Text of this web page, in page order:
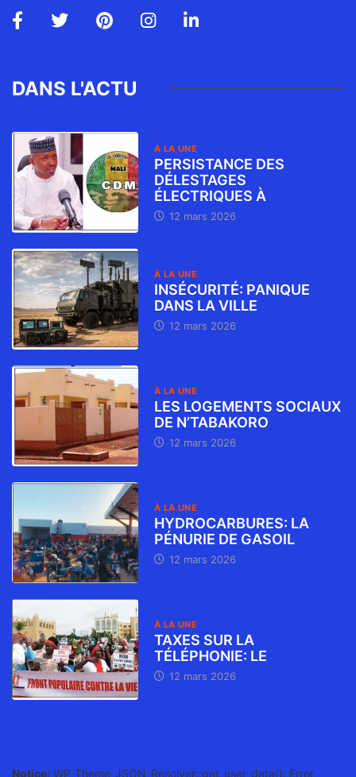
DANS L'ACTU
À LA UNE
PERSISTANCE DES
DÉLESTAGES
ÉLECTRIQUES À
12 mars 2026
À LA UNE
INSÉCURITÉ: PANIQUE
DANS LA VILLE
12 mars 2026
À LA UNE
LES LOGEMENTS SOCIAUX
DE N’TABAKORO
12 mars 2026
À LA UNE
HYDROCARBURES: LA
PÉNURIE DE GASOIL
12 mars 2026
À LA UNE
TAXES SUR LA
TÉLÉPHONIE: LE
12 mars 2026
Notice: WP_Theme_JSON_Resolver::get_user_data(): Error